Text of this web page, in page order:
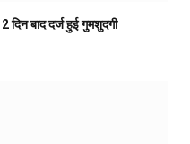
बाद दर्ज हुई गुमशुदगी